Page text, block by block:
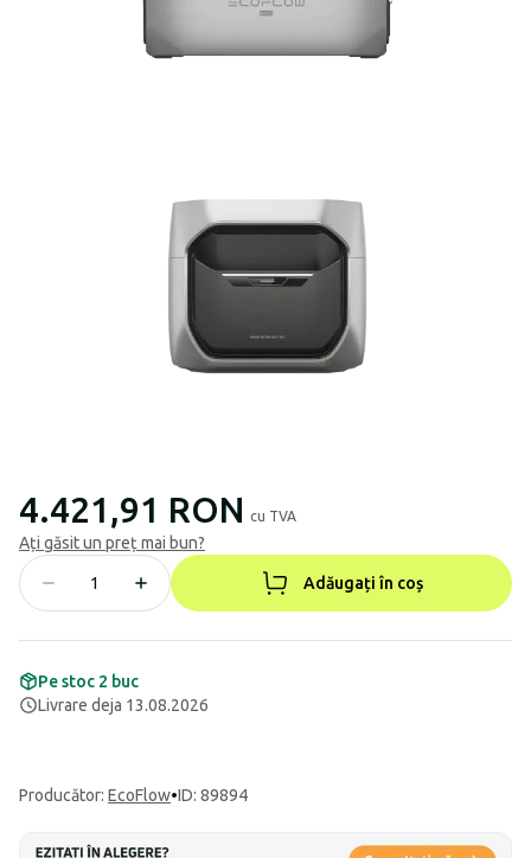
4.421,91 RON cu TVA
Ați găsit un preț mai bun?
Adăugați în coș
Pe stoc 2 buc
Livrare deja 13.08.2026
Producător: EcoFlow•ID: 89894